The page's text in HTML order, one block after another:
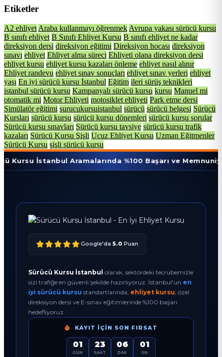
Etiketler
A2 ehliyet Araba kullanmayı öğrenmek Avrupa yakası sürücü kursu
B sınıfı ehliyet B Sınıfı Ehliyet Kursu B sınıfı ehliyet ne kadar
direksiyon dersi direksiyon eğitimi Direksiyon hocası direksiyon
sınavı ehliyet Ehliyet alma süreci Ehliyeti olana direksiyon dersi
ehliyet kursu ehliyet kursu kazaları önleme ehliyet nasıl alınır
Ehliyet randevu ehliyet sınav sonuçları ehliyet sınav yerleri ehliyet
yaşı En iyi sürücü kursu İstanbul Eğitim ileri sürüş teknikleri
istanbul sürücü kursu Kampanyalı sürücü kursu kursu Manuel mi
otomatik mi Motor Ehliyeti motosiklet ehliyeti Park etme dersi
Simülatör eğitimi surucukursuistanbul sürücü sürücü belgesi Sürücü
Kursları sürücü kursu sürücü kursu dönemleri sürücü kursu sorular
Sürücü kursu sınavları Sürücü kursu tavsiye sürücü kursu trafik
kazaları Sürücü Kursu Şişli Ucuz Ehliyet Kursu Uzman Eğitmenler
Sürücü Kursu şişli sürücü kursu
Aramalarında %100 Başarı ve Memnuniyet Oranı
Google'da 5.0 Puan
Sürücü Kursu İstanbul olarak, sektördeki tecrübemizle
sizi trafiğe en güvenli şekilde hazırlıyoruz. İstanbul'un en
iyi sürücü kursu standartlarında, ehliyet kursu , özel
direksiyon dersi ve E-sınav eğitimlerinde %100 başarı
hedefliyoruz.
KAYIT İÇIN SON FIRSAT
01
GÜN
23
SAAT
06
DAK
00
SN